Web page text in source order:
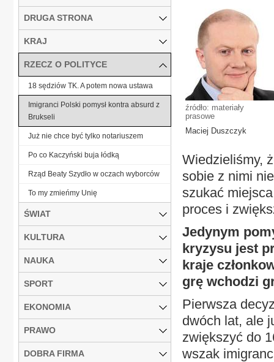
źródło: materiały
prasowe
Maciej Duszczyk
Wiedzieliśmy,
sobie z nimi
szukać
proces i
Jedynym
kryzysu jest
kraje
grę wchodzi
Pierwsza
dwóch lat, ale
zwiększyć do
wszak
DRUGA STRONA
KRAJ
RZECZ O POLITYCE
18 sędziów TK. A potem nowa ustawa
Imigranci Polski pomysł kontra absurd z
Brukseli
Już nie chce być tylko notariuszem
Po co Kaczyński buja łódką
Rząd Beaty Szydło w oczach wyborców
To my zmieńmy Unię
ŚWIAT
KULTURA
NAUKA
SPORT
EKONOMIA
PRAWO
DOBRA FIRMA